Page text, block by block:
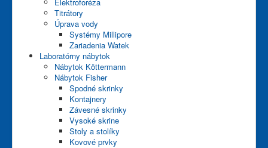
Titrátory
Úprava vody
Systémy Millipore
Zariadenia Watek
Laboratórny nábytok
Nábytok Köttermann
Nábytok Fisher
Spodné skrinky
Kontajnery
Závesné skrinky
Vysoké skrine
Stoly a stolíky
Kovové prvky